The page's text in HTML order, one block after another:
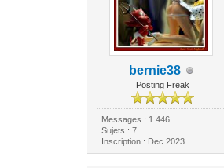
bernie38
Posting Freak
Messages : 1 446
Sujets : 7
Inscription : Dec 2023